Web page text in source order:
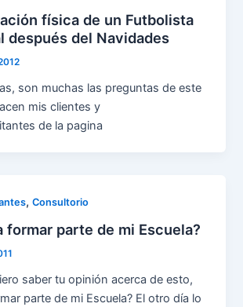
física de un Futbolista
después del Navidades
son muchas las preguntas de este
mis clientes y
de la pagina
,Consultorio
formar parte de mi Escuela?
saber tu opinión acerca de esto,
parte de mi Escuela? El otro día lo